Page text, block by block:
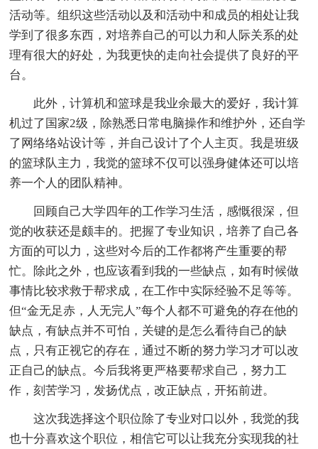
活动等。组织这些活动以及和活动中和成员的相处让我
学到了很多东西，对培养自己的可以力和人际关系的处
理有很大的好处，为我更快的走向社会提供了良好的平
台。
此外，计算机和篮球是我业余最大的爱好，我计算
机过了国家2级，除熟悉日常电脑操作和维护外，还自学
了网络络站设计等，并自己设计了个人主页。我是班级
的篮球队主力，我觉的篮球不仅可以强身健体还可以培
养一个人的团队精神。
回顾自己大学四年的工作学习生活，感慨很深，但
觉的收获还是颇丰的。把握了专业知识，培养了自己各
方面的可以力，这些对今后的工作都将产生重要的帮
忙。除此之外，也应该看到我的一些缺点，如有时候做
事情比较求救于帮求成，在工作中实际经验不足等等。
但“金无足赤，人无完人”每个人都不可避免的存在他的
缺点，有缺点并不可怕，关键的是怎么看待自己的缺
点，只有正视它的存在，通过不断的努力学习才可以改
正自己的缺点。今后我将更严格要帮求自己，努力工
作，刻苦学习，发扬优点，改正缺点，开拓前进。
这次我选择这个职位除了专业对口以外，我觉的我
也十分喜欢这个职位，相信它可以让我充分实现我的社